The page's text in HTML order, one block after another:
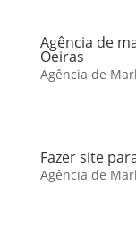
Agência de
Oeiras
Agência de
Fazer site
Agência de